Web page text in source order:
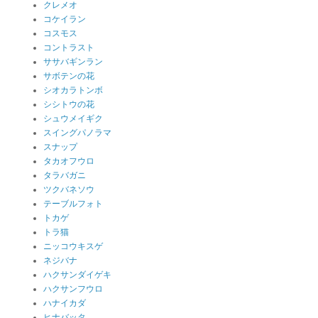
クレメオ
コケイラン
コスモス
コントラスト
ササバギンラン
サボテンの花
シオカラトンボ
シシトウの花
シュウメイギク
スイングパノラマ
スナップ
タカオフウロ
タラバガニ
ツクバネソウ
テーブルフォト
トカゲ
トラ猫
ニッコウキスゲ
ネジバナ
ハクサンダイゲキ
ハクサンフウロ
ハナイカダ